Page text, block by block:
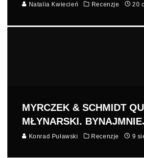
Natalia Kwiecień Recenzje 20
MYRCZEK & SCHMIDT
MŁYNARSKI.
Konrad Puławski Recenzje 9